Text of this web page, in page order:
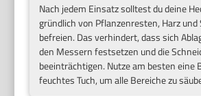
Nach jedem Einsatz solltest du deine
gründlich von Pflanzenresten, Harz und
befreien. Das verhindert, dass sich
den Messern festsetzen und die
beeinträchtigen. Nutze am besten eine
feuchtes Tuch, um alle Bereiche zu